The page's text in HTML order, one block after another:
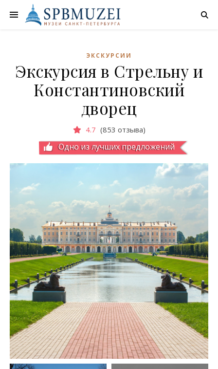
ЭКСКУРСИИ
Экскурсия в Стрельну и
Константиновский
дворец
4.7 (853 отзыва)
Одно из лучших предложений